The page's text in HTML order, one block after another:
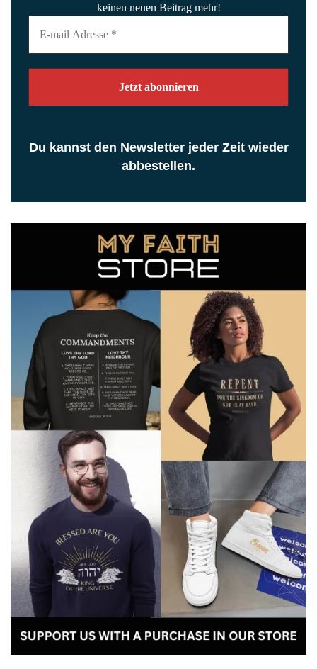
keinen neuen Beitrag mehr!
E-
mail
Du kannst den Newsletter jeder Zeit wieder
abbestellen.